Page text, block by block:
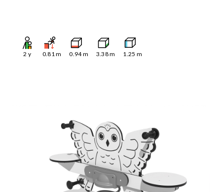
2 y 0.81m 0.94m 3.38m 1.25 m